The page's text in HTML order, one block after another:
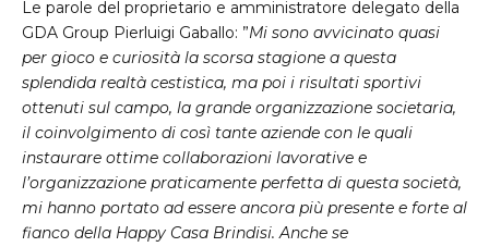
Le parole del proprietario e amministratore delegato della
GDA Group Pierluigi Gaballo: ”Mi sono avvicinato quasi
per gioco e curiosità la scorsa stagione a questa
splendida realtà cestistica, ma poi i risultati sportivi
ottenuti sul campo, la grande organizzazione societaria,
il coinvolgimento di così tante aziende con le quali
instaurare ottime collaborazioni lavorative e
l’organizzazione praticamente perfetta di questa società,
mi hanno portato ad essere ancora più presente e forte al
fianco della Happy Casa Brindisi. Anche se